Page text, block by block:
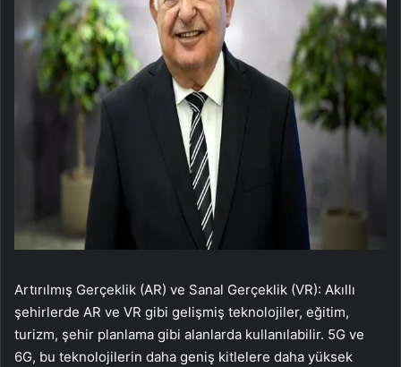
Artırılmış Gerçeklik (AR) ve Sanal Gerçeklik (VR): Akıllı
şehirlerde AR ve VR gibi gelişmiş teknolojiler, eğitim,
turizm, şehir planlama gibi alanlarda kullanılabilir. 5G ve
6G, bu teknolojilerin daha geniş kitlelere daha yüksek